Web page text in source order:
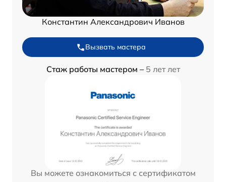
Константин Александрович Иванов
Вызвать мастера
Стаж работы мастером – 5 лет лет
Вы можете ознакомиться с сертификатом